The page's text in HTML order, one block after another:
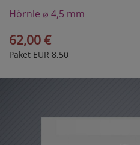
Hörnle ⌀ 4,5 mm
62,00 €
Paket EUR 8,50